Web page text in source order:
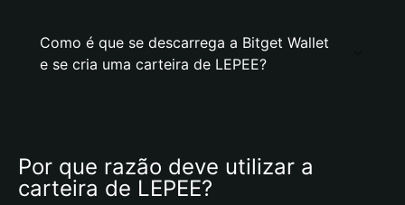
Como é que se descarrega a Bitget Wallet
e se cria uma carteira de LEPEE?
Por que razão deve utilizar a
carteira de LEPEE?